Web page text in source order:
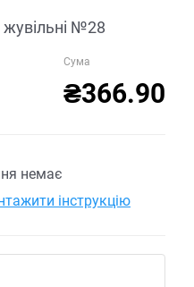
№28
Сума
₴366.90
немає
інструкцію